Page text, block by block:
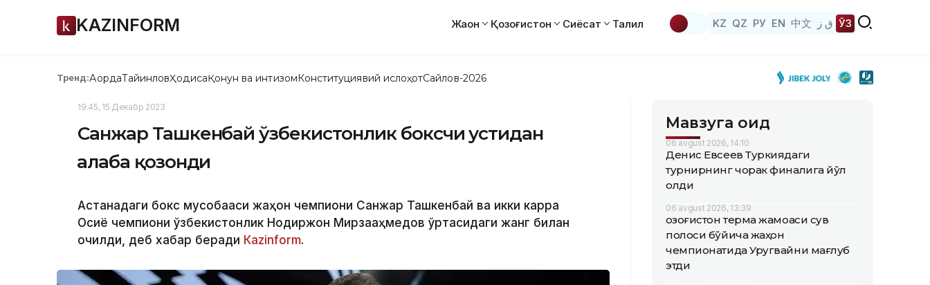
KAZINFORM Жаҳон Қозоғистон Сиёсат Таҳлил KZ QZ РУ EN 中文 ق ز ЎЗ
Тренд:АқордаТайинловҲодисаҚонун ва интизомКонституциявий ислоҳотСайлов-2026
19:45, 15 Декабр 2023
Санжар Ташкенбай ўзбекистонлик боксчи устидан
ғалаба қозонди
Астанадаги бокс мусобақаси жаҳон чемпиони Санжар Ташкенбай ва икки карра
Осиё чемпиони ўзбекистонлик Нодиржон Мирзааҳмедов ўртасидаги жанг билан
очилди, деб хабар беради Каzinform.
Мавзуга оид
06 avgust 2026, 14:10
Денис Евсеев Туркиядаги
турнирнинг чорак финалига йўл
олди
06 avgust 2026, 13:39
Қозоғистон терма жамоаси сув
полоси бўйича жаҳон
чемпионатида Уругвайни мағлуб
этди